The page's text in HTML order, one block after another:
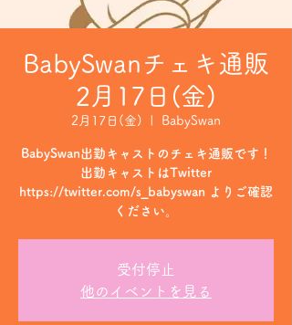
BabySwanチェキ通販
2月17日(金)
2月17日(金) BabySwan
BabySwan出勤キャストのチェキ通販です！
出勤キャストはTwitter
https://twitter.com/s_babyswan よりご確認
ください。
受付停止
他のイベントを見る